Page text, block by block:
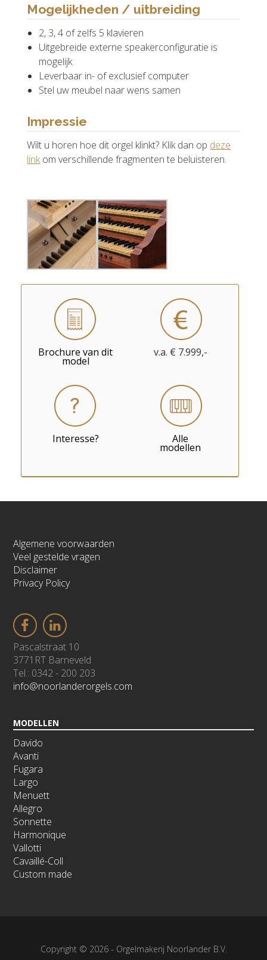
Mogelijkheden / uitbreiding
2, 3, 4 of zelfs 5 klavieren
Uitgebreide externe speakerconfiguratie is
mogelijk
Leverbaar in- of exclusief computer
Stel uw meubel naar wens samen
Impressie
Wilt u horen hoe dit orgel klinkt? Klik dan op deze
linkom verschillende fragmenten te beluisteren.
Brochure van dit
model
v.a. € 7.999,-
Interesse? Alle
modellen
Algemene voorwaarden
Veel gestelde vragen
Disclaimer
Privacy Policy
Pascalstraat 10
3771RT Barneveld
Tel.: 0342 - 200 203
info@noorlanderorgels.com
MODELLEN
Davido
Avanti
Fugara
Largo
Menuett
Allegro
Sonnette
Harmonique
Vallotti
Cavaillé-Coll
Custom made
Copyright © 2026 - Orgelmakerij Noorlander B.V.